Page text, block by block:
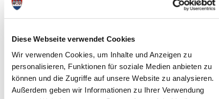
Diese Webseite verwendet Cookies
Wir verwenden Cookies, um Inhalte und Anzeigen zu
personalisieren, Funktionen für soziale Medien anbieten zu
können und die Zugriffe auf unsere Website zu analysieren.
Außerdem geben wir Informationen zu Ihrer Verwendung
Unterhaltssicherung für
(FWDL) und Wehrübende
FWDL/Wehrübende und deren Familienangehörige Leistungen
zur Sicherung ihres Lebensbedarfs. Der Anspruch muss vom
FWDL/Wehrübenden bzw. seinen Angehörigen durch einen